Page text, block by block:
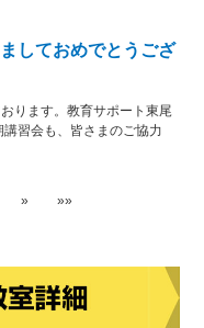
しておめでとうござ
ります。教育サポート東尾
習会も、皆さまのご協力
» »»